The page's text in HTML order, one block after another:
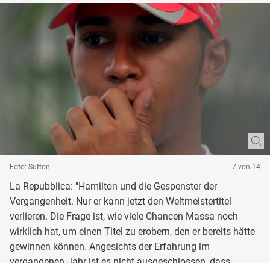
Foto: Sutton 7 von 14
La Repubblica: "Hamilton und die Gespenster der
Vergangenheit. Nur er kann jetzt den Weltmeistertitel
verlieren. Die Frage ist, wie viele Chancen Massa noch
wirklich hat, um einen Titel zu erobern, den er bereits hätte
gewinnen können. Angesichts der Erfahrung im